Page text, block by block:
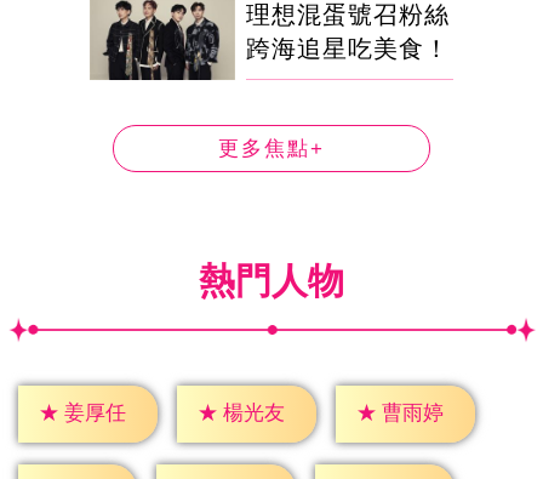
理想混蛋號召粉絲
跨海追星吃美食！
更多焦點+
熱門人物
★ 姜厚任 ★ 楊光友 ★ 曹雨婷